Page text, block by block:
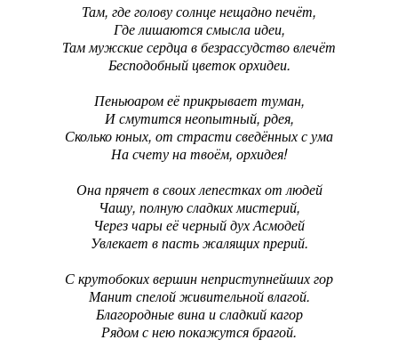
Там, где голову солнце нещадно печёт,
Где лишаются смысла идеи,
Там мужские сердца в безрассудство влечёт
Бесподобный цветок орхидеи.
Пеньюаром её прикрывает туман,
И смутится неопытный, рдея,
Сколько юных, от страсти сведённых с ума
На счету на твоём, орхидея!
Она прячет в своих лепестках от людей
Чашу, полную сладких мистерий,
Через чары её черный дух Асмодей
Увлекает в пасть жалящих прерий.
С крутобоких вершин неприступнейших гор
Манит спелой живительной влагой.
Благородные вина и сладкий кагор
Рядом с нею покажутся брагой.